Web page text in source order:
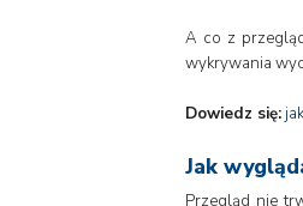
A co z
wykrywania
Dowiedz się:
Jak
Przegląd nie